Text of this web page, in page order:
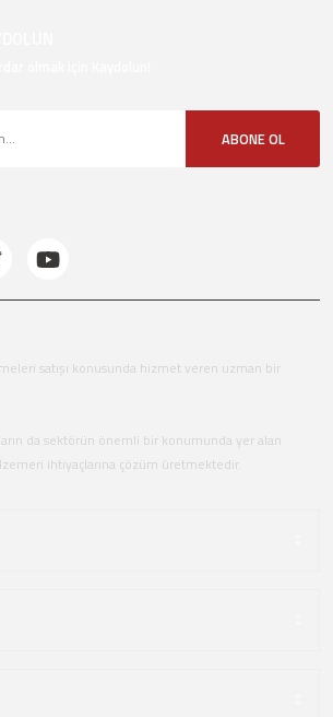
ABONE OL
satışı konusunda hizmet veren uzman bir
da sektörün önemli bir konumunda yer alan
ihtiyaçlarına çözüm üretmektedir.